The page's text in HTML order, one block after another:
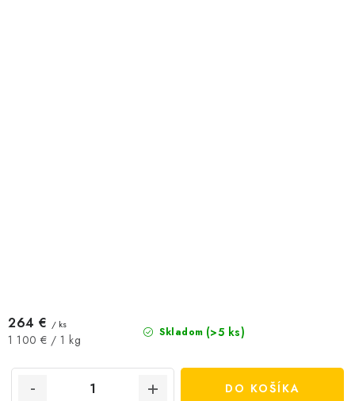
Skladom (>5 ks)
264 € / ks
Jednotková
1 100 € / 1 kg
DO KOŠÍKA